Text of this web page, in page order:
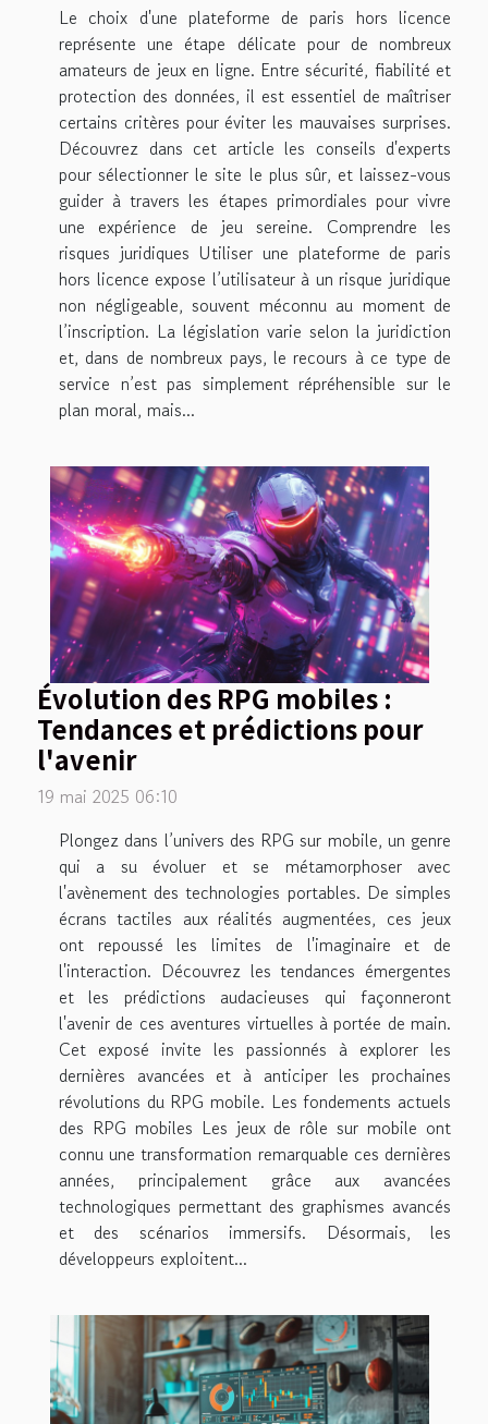
Le choix d'une plateforme de paris hors licence
représente une étape délicate pour de nombreux
amateurs de jeux en ligne. Entre sécurité, fiabilité et
protection des données, il est essentiel de maîtriser
certains critères pour éviter les mauvaises surprises.
Découvrez dans cet article les conseils d'experts
pour sélectionner le site le plus sûr, et laissez-vous
guider à travers les étapes primordiales pour vivre
une expérience de jeu sereine. Comprendre les
risques juridiques Utiliser une plateforme de paris
hors licence expose l’utilisateur à un risque juridique
non négligeable, souvent méconnu au moment de
l’inscription. La législation varie selon la juridiction
et, dans de nombreux pays, le recours à ce type de
service n’est pas simplement répréhensible sur le
plan moral, mais...
Évolution des RPG mobiles :
Tendances et prédictions pour
l'avenir
19 mai 2025 06:10
Plongez dans l’univers des RPG sur mobile, un genre
qui a su évoluer et se métamorphoser avec
l'avènement des technologies portables. De simples
écrans tactiles aux réalités augmentées, ces jeux
ont repoussé les limites de l'imaginaire et de
l'interaction. Découvrez les tendances émergentes
et les prédictions audacieuses qui façonneront
l'avenir de ces aventures virtuelles à portée de main.
Cet exposé invite les passionnés à explorer les
dernières avancées et à anticiper les prochaines
révolutions du RPG mobile. Les fondements actuels
des RPG mobiles Les jeux de rôle sur mobile ont
connu une transformation remarquable ces dernières
années, principalement grâce aux avancées
technologiques permettant des graphismes avancés
et des scénarios immersifs. Désormais, les
développeurs exploitent...